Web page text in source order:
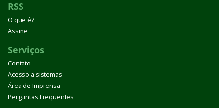
RSS
O que é?
Assine
Serviços
Contato
Acesso a sistemas
Área de Imprensa
Perguntas Frequentes